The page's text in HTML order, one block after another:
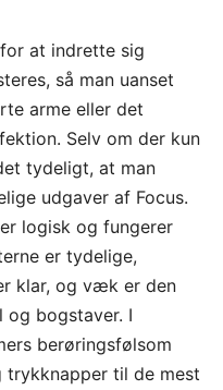
at indrette sig
så man uanset
arme eller det
Selv om der kun
tydeligt, at man
udgaver af Focus.
logisk og fungerer
er tydelige,
klar, og væk er den
og bogstaver. I
berøringsfølsom
til de mest